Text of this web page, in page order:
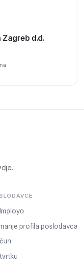
d.d.
profila poslodavca